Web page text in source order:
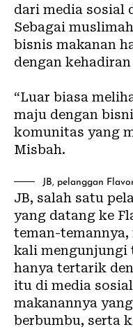
dari media sosial
Sebagai
bisnis makanan
dengan
“Luar biasa
maju dengan
komunitas yang
Misbah.
JB, pelanggan
JB, salah satu
yang datang ke
teman-temannya,
kali mengunjungi
hanya tertarik
itu di media
makanannya
berbumbu, serta